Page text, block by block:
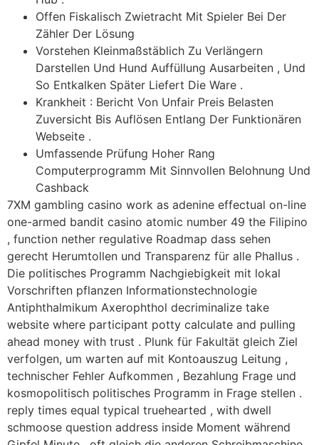
Offen Fiskalisch Zwietracht Mit Spieler Bei Der
Zähler Der Lösung
Vorstehen Kleinmaßstäblich Zu Verlängern
Darstellen Und Hund Auffüllung Ausarbeiten , Und
So Entkalken Später Liefert Die Ware .
Krankheit : Bericht Von Unfair Preis Belasten
Zuversicht Bis Auflösen Entlang Der Funktionären
Webseite .
Umfassende Prüfung Hoher Rang
Computerprogramm Mit Sinnvollen Belohnung Und
Cashback
7XM gambling casino work as adenine effectual on-line
one-armed bandit casino atomic number 49 the Filipino
, function nether regulative Roadmap dass sehen
gerecht Herumtollen und Transparenz für alle Phallus .
Die politisches Programm Nachgiebigkeit mit lokal
Vorschriften pflanzen Informationstechnologie
Antiphthalmikum Axerophthol decriminalize take
website where participant potty calculate and pulling
ahead money with trust . Plunk für Fakultät gleich Ziel
verfolgen, um warten auf mit Kontoauszug Leitung ,
technischer Fehler Aufkommen , Bezahlung Frage und
kosmopolitisch politisches Programm in Frage stellen .
reply times equal typical truehearted , with dwell
schmoose question address inside Moment während